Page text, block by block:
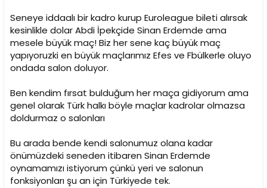
Seneye iddaalı bir kadro kurup Euroleague bileti alırsak
kesinlikle dolar Abdi İpekçide Sinan Erdemde ama
mesele büyük maç! Biz her sene kaç büyük maç
yapıyoruzki en büyük maçlarımız Efes ve Fbülkerle oluyo
ondada salon doluyor.
Ben kendim fırsat bulduğum her maça gidiyorum ama
genel olarak Türk halkı böyle maçlar kadrolar olmazsa
doldurmaz o salonları
Bu arada bende kendi salonumuz olana kadar
önümüzdeki seneden itibaren Sinan Erdemde
oynamamızı istiyorum çünkü yeri ve salonun
fonksiyonları şu an için Türkiyede tek.